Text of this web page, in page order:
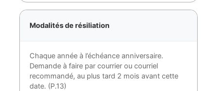
Modalités de résiliation
Chaque année à l’échéance anniversaire.
Demande à faire par courrier ou courriel
recommandé, au plus tard 2 mois avant cette
date. (P.13)